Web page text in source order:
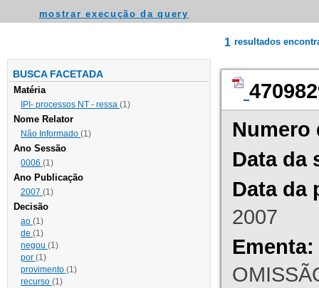
mostrar execução da query
BUSCA FACETADA
Matéria
IPI- processos NT - ressa (1)
Nome Relator
Não Informado (1)
Ano Sessão
0006 (1)
Ano Publicação
2007 (1)
Decisão
ao (1)
de (1)
negou (1)
por (1)
provimento (1)
recurso (1)
1 resultados
Numero
Data da
Data da
2007
Ementa: